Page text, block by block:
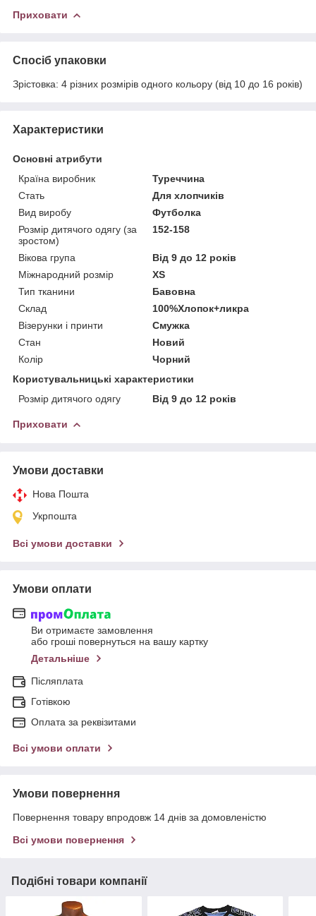
Приховати
Спосіб упаковки
Зрістовка: 4 різних розмірів одного кольору (від 10 до 16 років)
Характеристики
Основні атрибути
Країна виробник
Туреччина
Стать
Для хлопчиків
Вид виробу
Футболка
Розмір дитячого одягу (за
зростом)
152-158
Вікова група
Від 9 до 12 років
Міжнародний розмір
XS
Тип тканини
Бавовна
Склад
100%Хлопок+ликра
Візерунки і принти
Смужка
Стан
Новий
Колір
Чорний
Користувальницькі характеристики
Розмір дитячого одягу
Від 9 до 12 років
Приховати
Умови доставки
Нова Пошта
Укрпошта
Всі умови доставки
Умови оплати
Ви отримаєте замовлення
або гроші повернуться на вашу картку
Детальніше
Післяплата
Готівкою
Оплата за реквізитами
Всі умови оплати
Умови повернення
Повернення товару впродовж 14 днів за домовленістю
Всі умови повернення
Подібні товари компанії